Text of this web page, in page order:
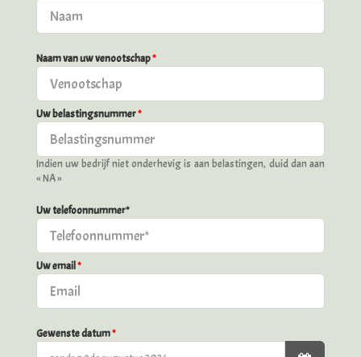
Naam van uw venootschap*
Uw belastingsnummer*
Indien uw bedrijf niet onderhevig is aan belastingen, duid dan aan
« NA »
Uw telefoonnummer*
Uw email*
Gewenste datum*